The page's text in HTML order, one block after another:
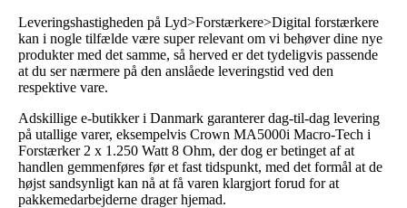
Leveringshastigheden på Lyd>Forstærkere>Digital forstærkere
kan i nogle tilfælde være super relevant om vi behøver dine nye
produkter med det samme, så herved er det tydeligvis passende
at du ser nærmere på den anslåede leveringstid ved den
respektive vare.
Adskillige e-butikker i Danmark garanterer dag-til-dag levering
på utallige varer, eksempelvis Crown MA5000i Macro-Tech i
Forstærker 2 x 1.250 Watt 8 Ohm, der dog er betinget af at
handlen gemmenføres før et fast tidspunkt, med det formål at de
højst sandsynligt kan nå at få varen klargjort forud for at
pakkemedarbejderne drager hjemad.